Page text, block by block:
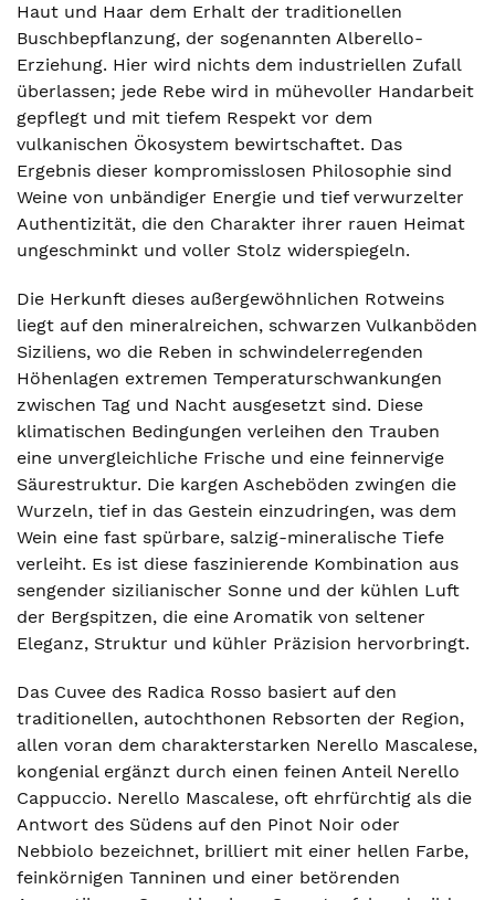
Haut und Haar dem Erhalt der traditionellen
Buschbepflanzung, der sogenannten Alberello-
Erziehung. Hier wird nichts dem industriellen Zufall
überlassen; jede Rebe wird in mühevoller Handarbeit
gepflegt und mit tiefem Respekt vor dem
vulkanischen Ökosystem bewirtschaftet. Das
Ergebnis dieser kompromisslosen Philosophie sind
Weine von unbändiger Energie und tief verwurzelter
Authentizität, die den Charakter ihrer rauen Heimat
ungeschminkt und voller Stolz widerspiegeln.
Die Herkunft dieses außergewöhnlichen Rotweins
liegt auf den mineralreichen, schwarzen Vulkanböden
Siziliens, wo die Reben in schwindelerregenden
Höhenlagen extremen Temperaturschwankungen
zwischen Tag und Nacht ausgesetzt sind. Diese
klimatischen Bedingungen verleihen den Trauben
eine unvergleichliche Frische und eine feinnervige
Säurestruktur. Die kargen Ascheböden zwingen die
Wurzeln, tief in das Gestein einzudringen, was dem
Wein eine fast spürbare, salzig-mineralische Tiefe
verleiht. Es ist diese faszinierende Kombination aus
sengender sizilianischer Sonne und der kühlen Luft
der Bergspitzen, die eine Aromatik von seltener
Eleganz, Struktur und kühler Präzision hervorbringt.
Das Cuvee des Radica Rosso basiert auf den
traditionellen, autochthonen Rebsorten der Region,
allen voran dem charakterstarken Nerello Mascalese,
kongenial ergänzt durch einen feinen Anteil Nerello
Cappuccio. Nerello Mascalese, oft ehrfürchtig als die
Antwort des Südens auf den Pinot Noir oder
Nebbiolo bezeichnet, brilliert mit einer hellen Farbe,
feinkörnigen Tanninen und einer betörenden